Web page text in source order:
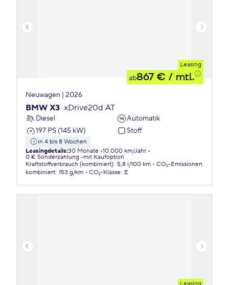
Leasing
ab867 € / mtl.
Neuwagen | 2026
BMW X3 xDrive20d AT
Diesel
Automatik
197 PS (145 kW)
Stoff
in 4 bis 8 Wochen
Leasingdetails:30 Monate 10.000 km/Jahr
0 € Sonderzahlung
mit Kaufoption
Kraftstoffverbrauch (kombiniert): 5,8 l/100 km
CO₂-Emissionen
kombiniert: 153 g/km CO₂-Klasse: E